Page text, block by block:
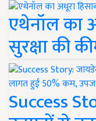
एथेनॉल का
सुरक्षा की
Success